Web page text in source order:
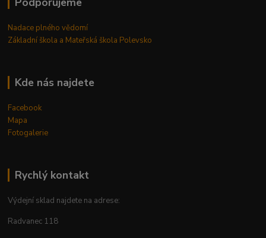
Nadace plného vědomí
Základní škola a Mateřská škola Polevsko
Kde nás najdete
Facebook
Mapa
Fotogalerie
Rychlý kontakt
Výdejní sklad najdete na adrese:
Radvanec 118